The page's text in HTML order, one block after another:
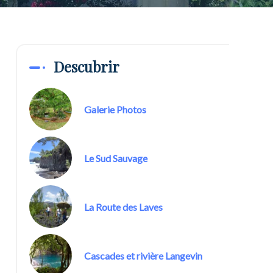
Descubrir
Galerie Photos
Le Sud Sauvage
La Route des Laves
Cascades et rivière Langevin